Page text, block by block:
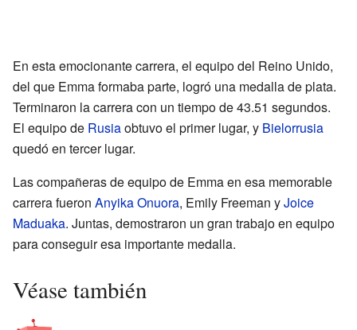
En esta emocionante carrera, el equipo del Reino Unido,
del que Emma formaba parte, logró una medalla de plata.
Terminaron la carrera con un tiempo de 43.51 segundos.
El equipo de Rusiaobtuvo el primer lugar, y Bielorrusia
quedó en tercer lugar.
Las compañeras de equipo de Emma en esa memorable
carrera fueron Anyika Onuora, Emily Freeman yJoice
Maduaka. Juntas, demostraron un gran trabajo en equipo
para conseguir esa importante medalla.
Véase también